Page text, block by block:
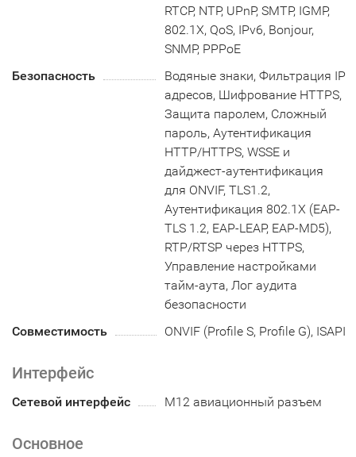
RTCP, NTP, UPnP, SMTP, IGMP,
802.1X, QoS, IPv6, Bonjour,
SNMP, PPPoE
Безопасность
Водяные знаки, Фильтрация IP
адресов, Шифрование HTTPS,
Защита паролем, Сложный
пароль, Аутентификация
HTTP/HTTPS, WSSE и
дайджест-аутентификация
для ONVIF, TLS1.2,
Аутентификация 802.1X (EAP-
TLS 1.2, EAP-LEAP, EAP-MD5),
RTP/RTSP через HTTPS,
Управление настройками
тайм-аута, Лог аудита
безопасности
Совместимость
ONVIF (Profile S, Profile G), ISAPI
Интерфейс
Сетевой интерфейс M12 авиационный разъем
Основное